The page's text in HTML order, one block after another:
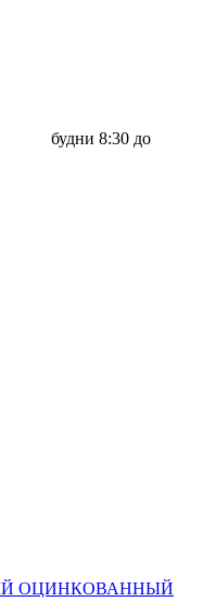
будни 8:30 до
ОЦИНКОВАННЫЙ